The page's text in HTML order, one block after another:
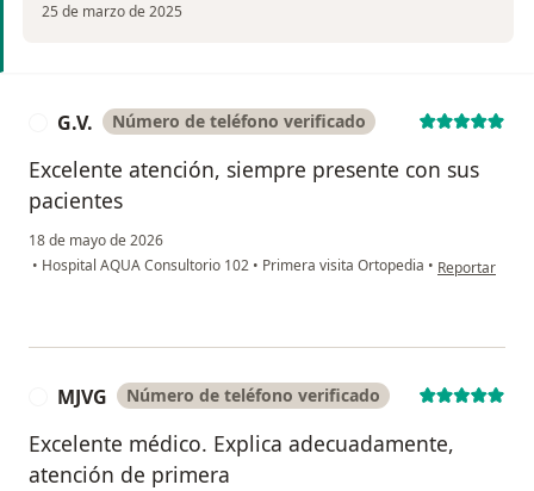
25 de marzo de 2025
G.V. Número de teléfono verificado
Excelente atención, siempre presente con sus
pacientes
18 de mayo de 2026
• Hospital AQUA Consultorio 102 • Primera visita Ortopedia • en opinión del
Reportar
MJVG Número de teléfono verificado
Excelente médico. Explica adecuadamente,
atención de primera